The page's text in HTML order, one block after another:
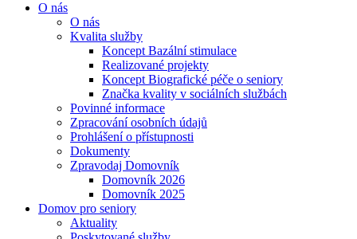
O nás
O nás
Kvalita služby
Koncept Bazální stimulace
Realizované projekty
Koncept Biografické péče o seniory
Značka kvality v sociálních službách
Povinné informace
Zpracování osobních údajů
Prohlášení o přístupnosti
Dokumenty
Zpravodaj Domovník
Domovník 2026
Domovník 2025
Domov pro seniory
Aktuality